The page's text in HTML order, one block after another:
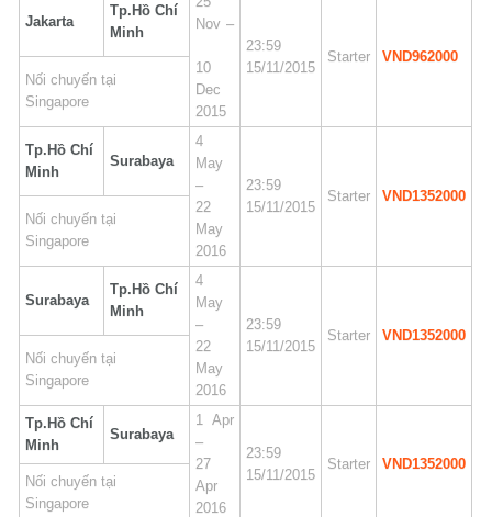
Jakarta
Tp.Hồ Chí
Minh
Nov –
10
Dec
2015
23:59
15/11/2015
Starter
VND962000
Nối chuyến tại
Singapore
Tp.Hồ Chí
Minh
Surabaya
4
May
–
22
May
2016
23:59
15/11/2015
Starter
VND1352000
Nối chuyến tại
Singapore
Surabaya
Tp.Hồ Chí
Minh
4
May
–
22
May
2016
23:59
15/11/2015
Starter
VND1352000
Nối chuyến tại
Singapore
Tp.Hồ Chí
Minh
Surabaya
1 Apr
–
27
Apr
2016
23:59
15/11/2015
Starter
VND1352000
Nối chuyến tại
Singapore